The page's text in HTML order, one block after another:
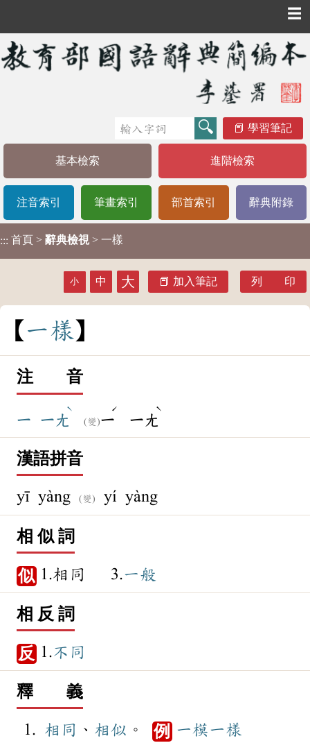
☰
學習筆記
基本檢索 進階檢索
注音索引 筆畫索引 部首索引 辭典附錄
::: 首頁 > 辭典檢視 > 一樣
小 中 大 加入筆記 列 印
一樣
注 音
ㄧ ㄧㄤ
ˋ
(變)ㄧ
ˊ
ㄧㄤ
ˋ
漢語拼音
yī yàng (變) yí yàng
相 似 詞
似 1.相同 3.一般
相 反 詞
反 1.不同
釋 義
相同 、 相似 。 例 一模一樣